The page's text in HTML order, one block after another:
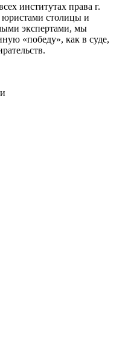
институтах права г.
столицы и
экспертами, мы
«победу», как в суде,